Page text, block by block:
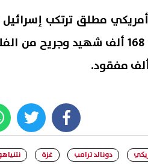
أكثر من 168 ألف شهيد
facebook
twitter
دونالد ترامب غزة